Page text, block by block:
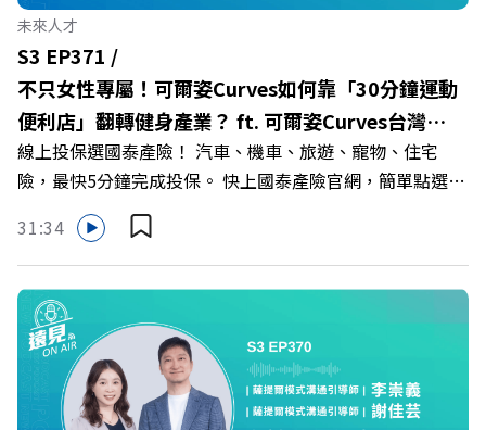
持人／遠見雜誌副社長兼遠見智庫總編輯 李建興 與談人／
樹德科技大學校長 王昭雄 +++++ 🎂歡慶遠見40歲生日！手
速搶下破天荒的獨家優惠
>>>https://gvmkt.pse.is/9e5pbz ✨關注《遠見》更多的社
群： LINE：https://reurl.cc/A4ELQp IG：
https://bit.ly/3AjBWNV YT：https://bit.ly/38jNi9k
Powered by Firstory Hosting
未來人才
S3 EP371 /
不只女性專屬！可爾姿Curves如何靠「30分鐘運動
便利店」翻轉健身產業？ ft. 可爾姿Curves台灣執
行長林宏遠
線上投保選國泰產險！ 汽車、機車、旅遊、寵物、住宅
險，最快5分鐘完成投保。 快上國泰產險官網，簡單點選，
保障立即到位！ https://fstry.pse.is/9eddvv —— 以上為
Firstory Podcast 廣告 —— 在健康意識抬頭、健身產業百
家爭鳴的激烈浪潮下，傳統的健身房該如何轉型突圍？ 本
集《遠見ON AIR》邀請到可爾姿Curves台灣執行長林宏
遠，帶你解析可爾姿如何打造出兼顧健康生活與女力創業的
健身新契機！ 🔺如何從「傳統大型健身房」轉型為「社區
運動便利店」？ 🔺運動如何落實最貼心的「女性專屬、零
壓力」空間？ 🔺對抗肌少症、預防高齡化！驚豔醫學界的
31:34